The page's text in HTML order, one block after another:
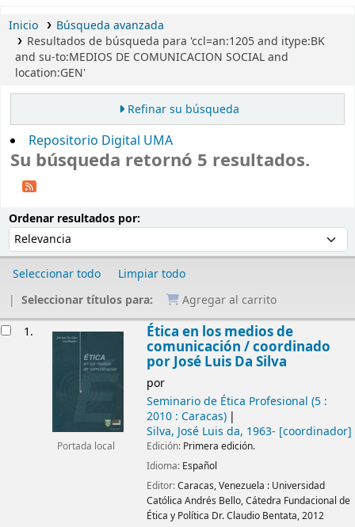
Inicio
Búsqueda avanzada
Resultados de búsqueda para 'ccl=an:1205 and itype:BK
and su-to:MEDIOS DE COMUNICACION SOCIAL and
location:GEN'
Refinar su búsqueda
Repositorio Digital UMA
Su búsqueda retornó 5 resultados.
Ordenar resultados por:
Seleccionar todo
Limpiar todo
Seleccionar títulos para:
Agregar al carrito
1.
Portada local
Ética en los medios de
comunicación /coordinado
por José Luis Da Silva
por
Seminario de Ética Profesional (5 :
2010 : Caracas)
Silva, José Luis da, 1963- [coordinador]
Edición: Primera edición.
Idioma: Español
Editor:Caracas, Venezuela : Universidad
Católica Andrés Bello, Cátedra Fundacional de
Ética y Política Dr. Claudio Bentata,2012